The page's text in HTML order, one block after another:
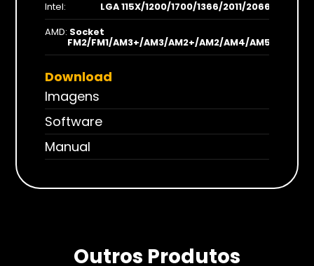
Intel: LGA 115X/1200/1700/1366/2011/2066
AMD: Socket
FM2/FM1/AM3+/AM3/AM2+/AM2/AM4/AM5
Download
Imagens
Software
Manual
Outros Produtos